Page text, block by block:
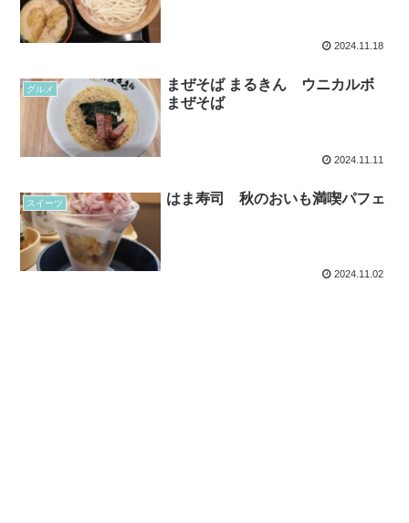
2024.11.18
グルメ
まぜそば まるきん ウニカルボ
まぜそば
2024.11.11
スイーツ はま寿司 秋のおいも満喫パフェ
2024.11.02